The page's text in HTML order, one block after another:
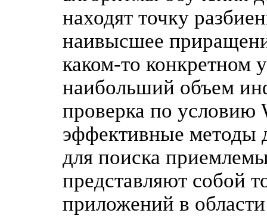
находят точку
наивысшее
каком-то конкретном
наибольший объем
проверка по условию
эффективные методы
для поиска
представляют собой
приложений в